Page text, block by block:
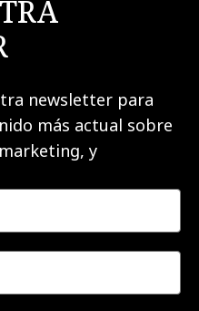
newsletter para
más actual sobre
y